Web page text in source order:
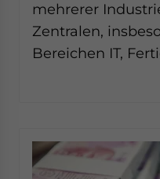
mehrerer
Zentralen,
Bereichen IT,